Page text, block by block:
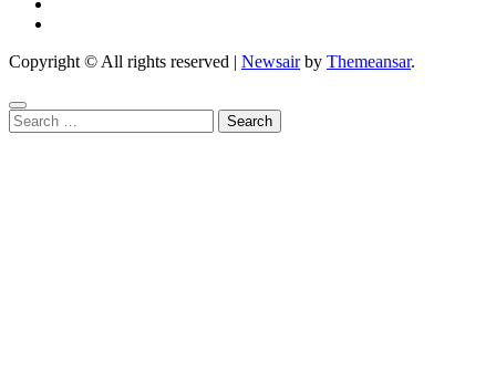
Copyright © All rights reserved | Newsairby Themeansar.
Search
for: